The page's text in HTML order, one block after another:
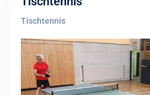
Tischtennis